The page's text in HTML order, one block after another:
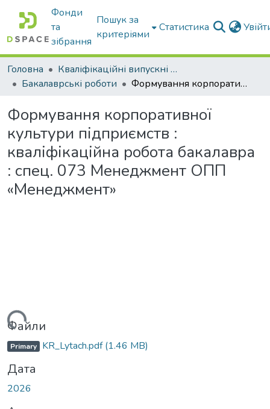
Фонди
та
зібрання
Пошук за
критеріями
Статистика
Головна
Кваліфікаційні випускні роботи бакалаврів і магістрів
Бакалаврські роботи
Формування корпоративної культури підприємств : кваліфікаційна робота бакалавра : спец. 073 Менеджмент ОПП «Менеджмент»
Формування корпоративної
культури підприємств :
кваліфікаційна робота бакалавра
: спец. 073 Менеджмент ОПП
«Менеджмент»
Вантажиться...
Файли
Primary KR_Lytach.pdf(1.46 MB)
Дата
2026